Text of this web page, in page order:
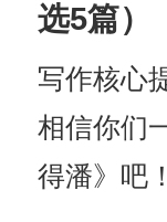
选5篇）
写作核心
相信你们
得潘》吧